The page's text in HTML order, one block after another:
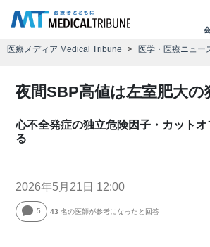
医療メディア Medical Tribune 医学・医療ニュー
夜間SBP高値は左室肥大の
心不全発症の独立危険因子・カット
る
2026年5月21日 12:00
5 43 名の医師が参考になったと回答